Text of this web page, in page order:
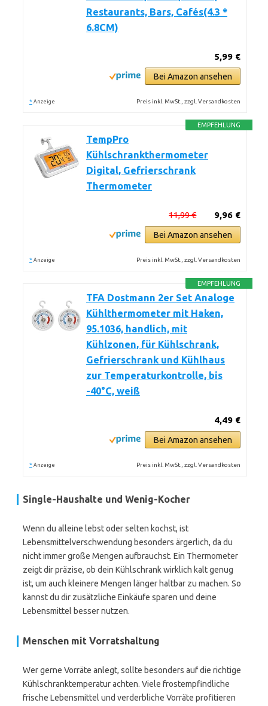
Restaurants, Bars, Cafés(4.3 *
6.8CM)
5,99 €
Bei Amazon ansehen
* Anzeige Preis inkl. MwSt., zzgl. Versandkosten
EMPFEHLUNG
TempPro
Kühlschrankthermometer
Digital, Gefrierschrank
Thermometer
9,96 €
11,99 €
Bei Amazon ansehen
* Anzeige Preis inkl. MwSt., zzgl. Versandkosten
EMPFEHLUNG
TFA Dostmann 2er Set Analoge
Kühlthermometer mit Haken,
95.1036, handlich, mit
Kühlzonen, für Kühlschrank,
Gefrierschrank und Kühlhaus
zur Temperaturkontrolle, bis
-40°C, weiß
4,49 €
Bei Amazon ansehen
* Anzeige Preis inkl. MwSt., zzgl. Versandkosten
Single-Haushalte und Wenig-Kocher
Wenn du alleine lebst oder selten kochst, ist
Lebensmittelverschwendung besonders ärgerlich, da du
nicht immer große Mengen aufbrauchst. Ein Thermometer
zeigt dir präzise, ob dein Kühlschrank wirklich kalt genug
ist, um auch kleinere Mengen länger haltbar zu machen. So
kannst du dir zusätzliche Einkäufe sparen und deine
Lebensmittel besser nutzen.
Menschen mit Vorratshaltung
Wer gerne Vorräte anlegt, sollte besonders auf die richtige
Kühlschranktemperatur achten. Viele frostempfindliche
frische Lebensmittel und verderbliche Vorräte profitieren